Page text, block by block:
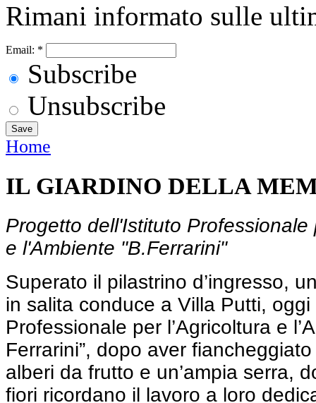
Rimani informato sulle
Email: *
Subscribe
Unsubscribe
Home
IL GIARDINO DELLA
Progetto dell'Istituto Professionale
e l'Ambiente "B.Ferrarini"
Superato il pilastrino d’ingresso,
in salita conduce a Villa Putti, oggi
Professionale per l’Agricoltura e
Ferrarini”, dopo aver
alberi da frutto e un’ampia serra,
fiori ricordano il lavoro a loro